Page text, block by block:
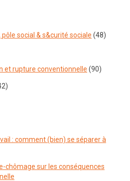
social & s&curité sociale (48)
et rupture conventionnelle (90)
: comment (bien) se séparer à
chômage sur les conséquences